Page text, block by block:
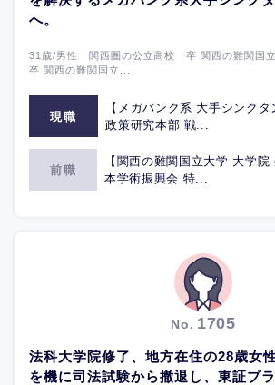
へ。
31歳/男性 関西圏の公立高校 卒 関西の難関国
卒 関西の難関国立...
現職
【メガバンク系 大手シンク
政策研究本部 戦...
前職
【関西の難関国立大学 大学
本学術振興会 特...
No. 1705
法科大学院修了、地方在住の28歳女
を機に司法試験から撤退し、東証プ